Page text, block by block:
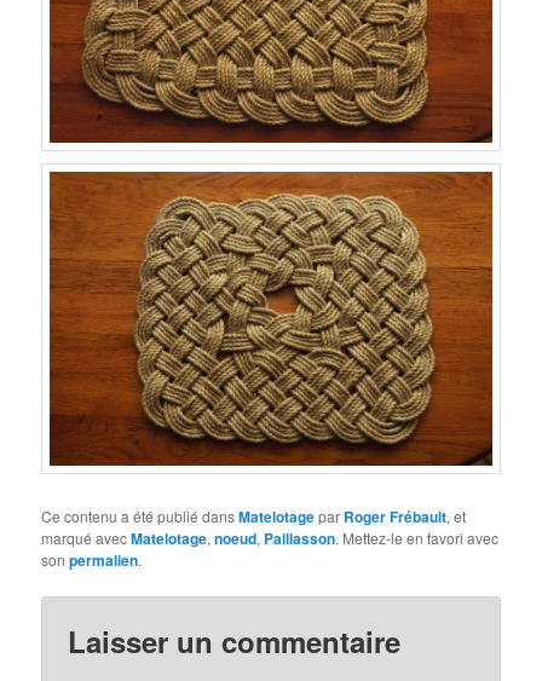
Ce contenu a été publié dansMatelotagepar Roger Frébault, et
marqué avecMatelotage,noeud, Paillasson. Mettez-le en favori avec
sonpermalien.
Laisser un commentaire